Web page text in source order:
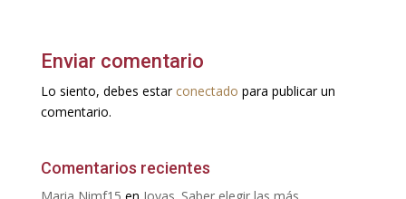
Enviar comentario
Lo siento, debes estar conectado para publicar un
comentario.
Comentarios recientes
Maria Nimf15 en Joyas. Saber elegir las más